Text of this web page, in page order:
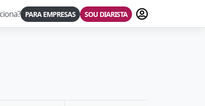
PARA EMPRESAS SOU DIARISTA Fazer login